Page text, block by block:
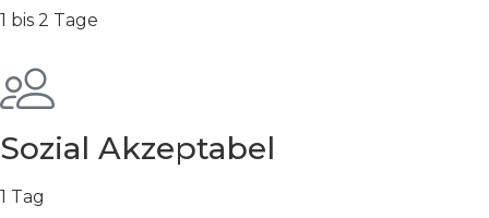
1 bis 2 Tage
Sozial Akzeptabel
1 Tag